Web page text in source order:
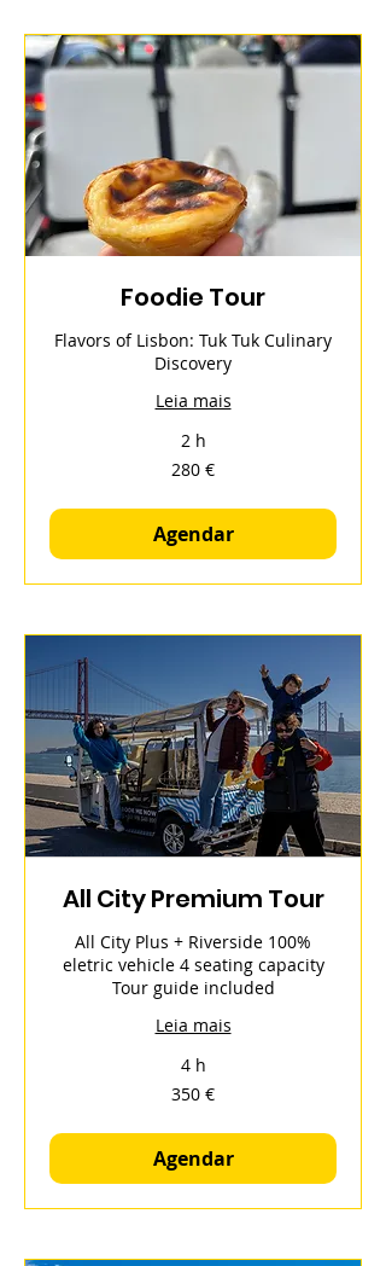
Foodie Tour
Flavors of Lisbon: Tuk Tuk Culinary
Discovery
Leia mais
2 h
280 €
Agendar
All City Premium Tour
All City Plus + Riverside 100%
eletric vehicle 4 seating capacity
Tour guide included
Leia mais
4 h
350 €
Agendar